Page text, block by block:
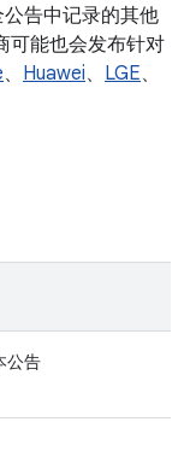
告中记录的其他
可能也会发布针对
、 Huawei、 LGE、
公告